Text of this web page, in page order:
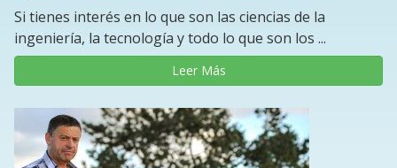
Si tienes interés en lo que son las ciencias de la
ingeniería, la tecnología y todo lo que son los ...
Leer Más